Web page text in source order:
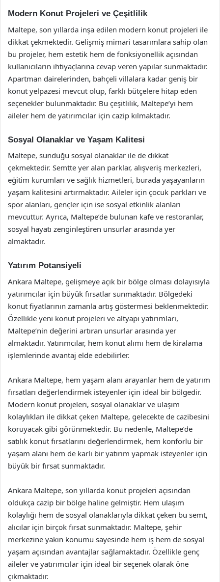
Modern Konut Projeleri ve Çeşitlilik
Maltepe, son yıllarda inşa edilen modern konut projeleri ile
dikkat çekmektedir. Gelişmiş mimari tasarımlara sahip olan
bu projeler, hem estetik hem de fonksiyonellik açısından
kullanıcıların ihtiyaçlarına cevap veren yapılar sunmaktadır.
Apartman dairelerinden, bahçeli villalara kadar geniş bir
konut yelpazesi mevcut olup, farklı bütçelere hitap eden
seçenekler bulunmaktadır. Bu çeşitlilik, Maltepe’yi hem
aileler hem de yatırımcılar için cazip kılmaktadır.
Sosyal Olanaklar ve Yaşam Kalitesi
Maltepe, sunduğu sosyal olanaklar ile de dikkat
çekmektedir. Semtte yer alan parklar, alışveriş merkezleri,
eğitim kurumları ve sağlık hizmetleri, burada yaşayanların
yaşam kalitesini artırmaktadır. Aileler için çocuk parkları ve
spor alanları, gençler için ise sosyal etkinlik alanları
mevcuttur. Ayrıca, Maltepe’de bulunan kafe ve restoranlar,
sosyal hayatı zenginleştiren unsurlar arasında yer
almaktadır.
Yatırım Potansiyeli
Ankara Maltepe, gelişmeye açık bir bölge olması dolayısıyla
yatırımcılar için büyük fırsatlar sunmaktadır. Bölgedeki
konut fiyatlarının zamanla artış göstermesi beklenmektedir.
Özellikle yeni konut projeleri ve altyapı yatırımları,
Maltepe’nin değerini artıran unsurlar arasında yer
almaktadır. Yatırımcılar, hem konut alımı hem de kiralama
işlemlerinde avantaj elde edebilirler.
Ankara Maltepe, hem yaşam alanı arayanlar hem de yatırım
fırsatları değerlendirmek isteyenler için ideal bir bölgedir.
Modern konut projeleri, sosyal olanaklar ve ulaşım
kolaylıkları ile dikkat çeken Maltepe, gelecekte de cazibesini
koruyacak gibi görünmektedir. Bu nedenle, Maltepe’de
satılık konut fırsatlarını değerlendirmek, hem konforlu bir
yaşam alanı hem de karlı bir yatırım yapmak isteyenler için
büyük bir fırsat sunmaktadır.
Ankara Maltepe, son yıllarda konut projeleri açısından
oldukça cazip bir bölge haline gelmiştir. Hem ulaşım
kolaylığı hem de sosyal olanaklarıyla dikkat çeken bu semt,
alıcılar için birçok fırsat sunmaktadır. Maltepe, şehir
merkezine yakın konumu sayesinde hem iş hem de sosyal
yaşam açısından avantajlar sağlamaktadır. Özellikle genç
aileler ve yatırımcılar için ideal bir seçenek olarak öne
çıkmaktadır.